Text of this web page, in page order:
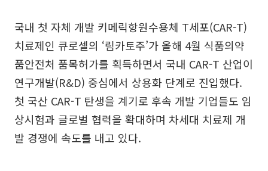
국내 첫 자체 개발 키메릭항원수용체 T세포(CAR-T)
치료제인 큐로셀의 ‘림카토주’가 올해 4월 식품의약
품안전처 품목허가를 획득하면서 국내 CAR-T 산업이
연구개발(R&D) 중심에서 상용화 단계로 진입했다.
첫 국산 CAR-T 탄생을 계기로 후속 개발 기업들도 임
상시험과 글로벌 협력을 확대하며 차세대 치료제 개
발 경쟁에 속도를 내고 있다.